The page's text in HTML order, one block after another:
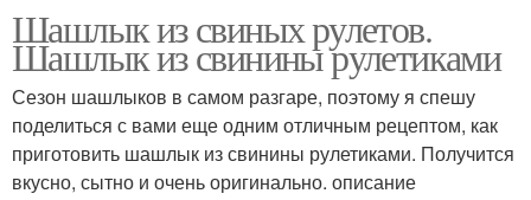
Шашлык из свиных рулетов.
Шашлык из свинины рулетиками
Сезон шашлыков в самом разгаре, поэтому я спешу
поделиться с вами еще одним отличным рецептом, как
приготовить шашлык из свинины рулетиками. Получится
вкусно, сытно и очень оригинально. описание